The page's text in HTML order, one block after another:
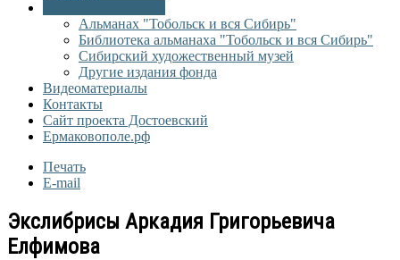
Альманах "Тобольск и вся Сибирь"
Библиотека альманаха "Тобольск и вся Сибирь"
Сибирский художественный музей
Другие издания фонда
Видеоматериалы
Контакты
Сайт проекта Достоевский
Ермаковополе.рф
Печать
E-mail
Экслибрисы Аркадия Григорьевича
Елфимова